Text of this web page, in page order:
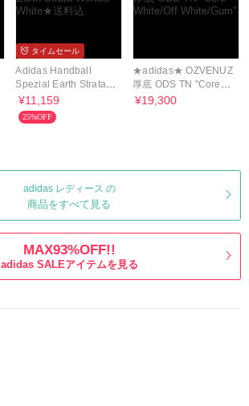
タイムセール
Adidas Handball
Spezial Earth Strata
Wonder White★送料
込
¥11,159
25%OFF
★adidas★ OZVENUZ
厚底 ODS TN "Core
White/Off White/Gum"
¥19,300
adidas レディース の
商品をすべて見る
MAX93%OFF!!
adidas SALEアイテムを見る